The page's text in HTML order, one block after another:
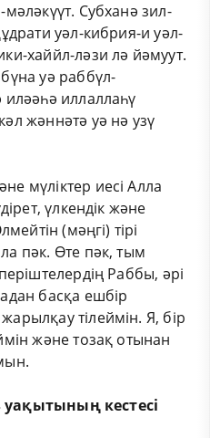
Субханә зил-
уәл-кибрия-и уәл-
хаййл-ләзи лә йәмуут.
уә раббүл-
иллаллаһү
жәннәтә уә нә узү
мүліктер иесі Алла
үлкендік және
(мәңгі) тірі
пәк. Өте пәк, тым
Раббы, әрі
басқа ешбір
тілеймін. Я, бір
және тозақ отынан
кестесі